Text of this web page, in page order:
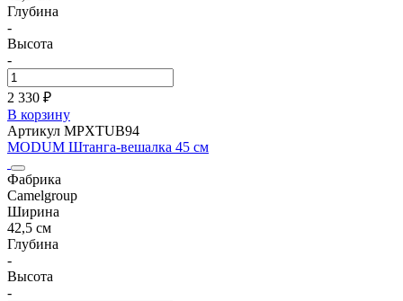
Глубина
-
Высота
-
2 330 ₽
В корзину
Артикул MPXTUB94
MODUM Штанга-вешалка 45 см
Фабрика
Camelgroup
Ширина
42,5 см
Глубина
-
Высота
-